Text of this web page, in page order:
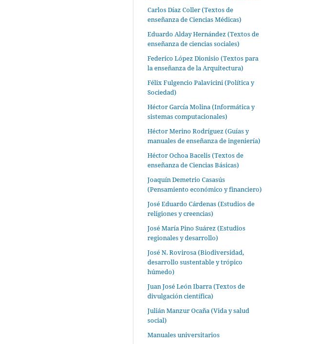
Carlos Díaz Coller (Textos de
enseñanza de Ciencias Médicas)
Eduardo Alday Hernández (Textos de
enseñanza de ciencias sociales)
Federico López Dionisio (Textos para
la enseñanza de la Arquitectura)
Félix Fulgencio Palavicini (Política y
Sociedad)
Héctor García Molina (Informática y
sistemas computacionales)
Héctor Merino Rodríguez (Guías y
manuales de enseñanza de ingeniería)
Héctor Ochoa Bacelis (Textos de
enseñanza de Ciencias Básicas)
Joaquín Demetrio Casasús
(Pensamiento económico y financiero)
José Eduardo Cárdenas (Estudios de
religiones y creencias)
José María Pino Suárez (Estudios
regionales y desarrollo)
José N. Rovirosa (Biodiversidad,
desarrollo sustentable y trópico
húmedo)
Juan José León Ibarra (Textos de
divulgación científica)
Julián Manzur Ocaña (Vida y salud
social)
Manuales universitarios